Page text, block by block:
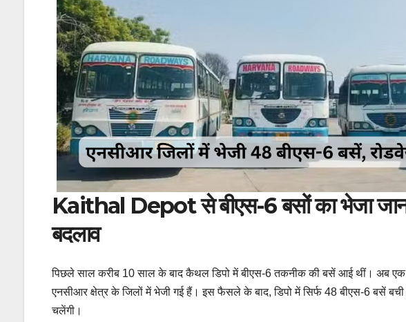
Kaithal Depot से बीएस-6 बसों का भेजा
बदलाव
पिछले साल करीब 10 साल के बाद कैथल डिपो में बीएस-6 तकनीक की बसें आई थीं। अब
एनसीआर क्षेत्र के जिलों में भेजी गई हैं। इस फैसले के बाद, डिपो में सिर्फ 48 बीएस-6 बसें
चलेंगी।